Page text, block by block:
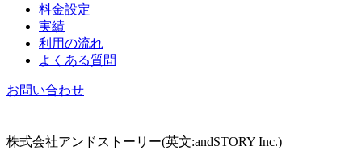
料金設定
実績
利用の流れ
よくある質問
お問い合わせ
株式会社アンドストーリー(英文:andSTORY Inc.)